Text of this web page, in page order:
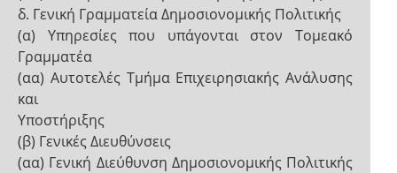
δ. Γενική Γραμματεία Δημοσιονομικής Πολιτικής
(α) Υπηρεσίες που υπάγονται στον Τομεακό
Γραμματέα
(αα) Αυτοτελές Τμήμα Επιχειρησιακής Ανάλυσης
και
Υποστήριξης
(β) Γενικές Διευθύνσεις
(αα) Γενική Διεύθυνση Δημοσιονομικής Πολιτικής